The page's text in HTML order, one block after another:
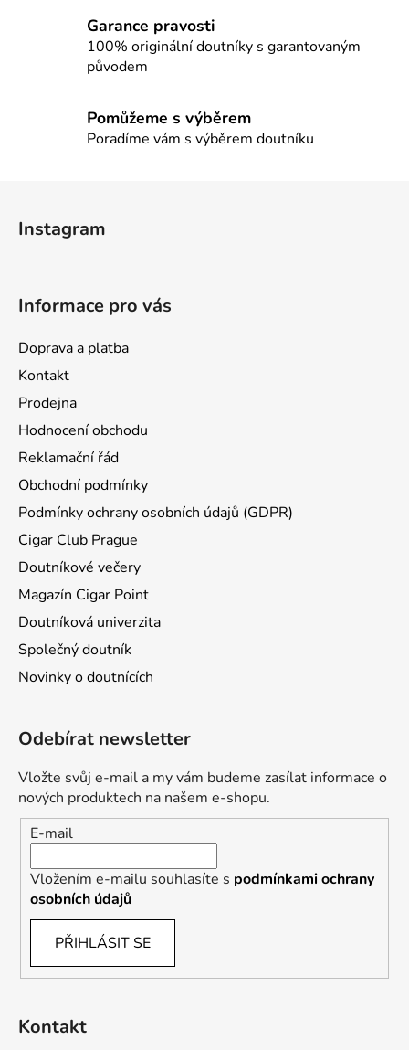
v
k
y
p
i
s
Garance pravosti
100% originální doutníky s garantovaným
původem
Pomůžeme s výběrem
Poradíme vám s výběrem doutníku
Instagram
Informace pro vás
Doprava a platba
Kontakt
Prodejna
Hodnocení obchodu
Reklamační řád
Obchodní podmínky
Podmínky ochrany osobních údajů (GDPR)
Cigar Club Prague
Doutníkové večery
Magazín Cigar Point
Doutníková univerzita
Společný doutník
Novinky o doutnících
Odebírat newsletter
Vložte svůj e-mail a my vám budeme zasílat informace o
nových produktech na našem e-shopu.
E-mail
Vložením e-mailu souhlasíte s podmínkami ochrany
osobních údajů
PŘIHLÁSIT SE
Kontakt